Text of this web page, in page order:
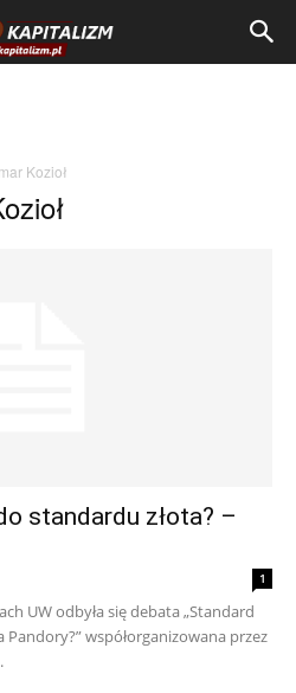
Kozioł
standardu złota? –
1
UW odbyła się debata „Standard
Pandory?” współorganizowana przez